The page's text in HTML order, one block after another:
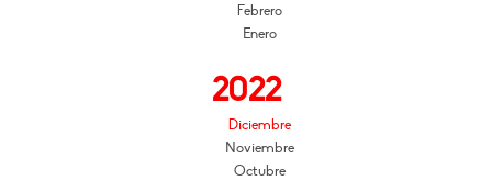
Febrero
Enero
2022
Diciembre
Noviembre
Octubre